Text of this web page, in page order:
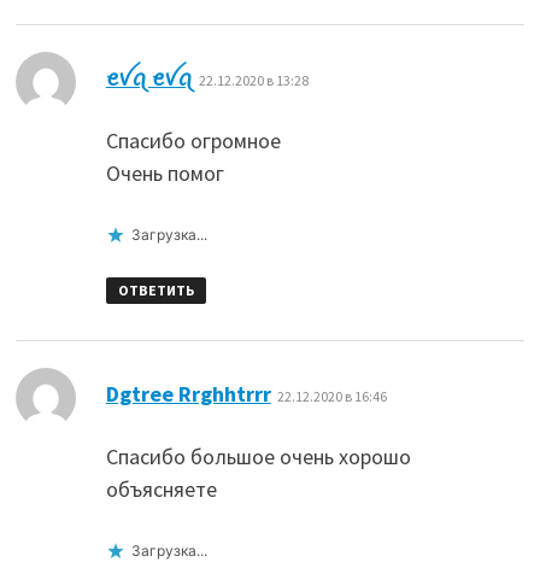
ꫀꪜꪖ ꫀꪜꪖ 22.12.2020 в 13:28
Спасибо огромное
Очень помог
Загрузка...
ОТВЕТИТЬ
Dgtree Rrghhtrrr: 22.12.2020 в 16:46
Спасибо большое очень хорошо
объясняете
Загрузка...